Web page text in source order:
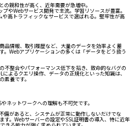
の親和性が高く、近年需要が急増中。
プやWebサービス開発で主流。学習リソースが豊富。
や高トラフィックなサービスで選ばれる。堅牢性が高
品情報、取引履歴など、大量のデータを効率よく蓄
。Webアプリケーションの多くは「データをどう扱う
不整合やパフォーマンス低下を招き、致命的なバグの
よるクエリ操作、データの正規化といった知識は、
素養です。
ネットワークへの理解も不可欠です。
備があると、システムが正常に動作しないだけでな
す。Webサーバーの設定やSSL証明書の導入、特に近年